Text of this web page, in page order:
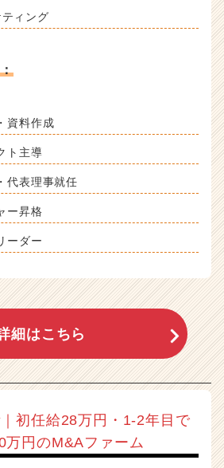
ィング
資料作成
ト主導
代表理事就任
ー昇格
ーダー
細はこちら
初任給28万円・1-2年目で
円のM&Aファーム